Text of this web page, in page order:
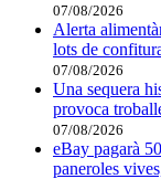
07/08/2026
Alerta
lots de
07/08/2026
Una sequera
provoca
07/08/2026
eBay pagarà
paneroles